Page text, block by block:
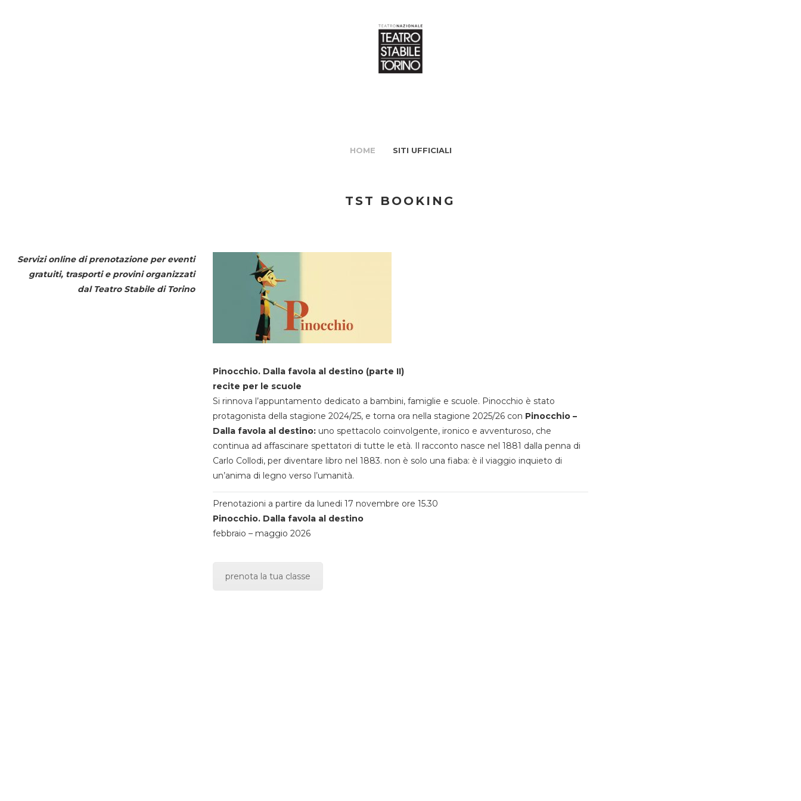
HOME SITI UFFICIALI
TST BOOKING
Servizi online di prenotazione per eventi
gratuiti, trasporti e provini organizzati
dal Teatro Stabile di Torino
Pinocchio. Dalla favola al destino (parte II)
recite per le scuole
Si rinnova l’appuntamento dedicato a bambini, famiglie e scuole. Pinocchio è stato
protagonista della stagione 2024/25, e torna ora nella stagione 2025/26 con Pinocchio –
Dalla favola al destino:uno spettacolo coinvolgente, ironico e avventuroso, che
continua ad affascinare spettatori di tutte le età. Il racconto nasce nel 1881 dalla penna di
Carlo Collodi, per diventare libro nel 1883. non è solo una fiaba: è il viaggio inquieto di
un’anima di legno verso l’umanità.
Prenotazioni a partire da lunedi 17 novembre ore 15.30
Pinocchio. Dalla favola al destino
febbraio – maggio 2026
prenota la tua classe